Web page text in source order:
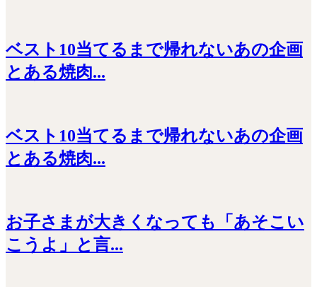
ベスト10当てるまで帰れないあの企画
とある焼肉...
ベスト10当てるまで帰れないあの企画
とある焼肉...
お子さまが大きくなっても「あそこい
こうよ」と言...